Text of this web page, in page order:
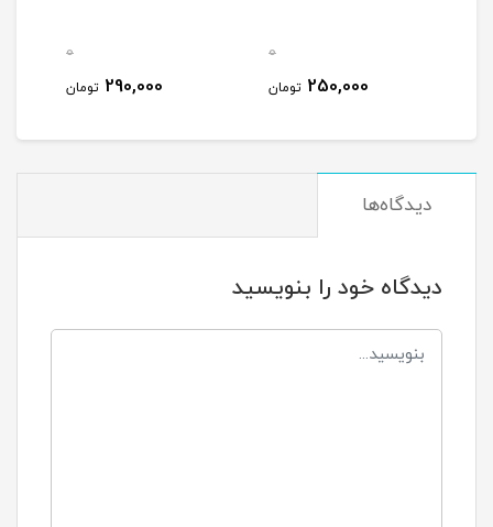
0
250,000 تومان
0
290,000 تومان
دیدگاه‌ها
دیدگاه خود را بنویسید